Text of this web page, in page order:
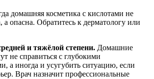
домашняя косметика с кислотами не
а опасна. Обратитесь к дерматологу или
и тяжёлой степени. Домашние
не справиться с глубокими
а иногда и усугубить ситуацию, если
Врач назначит профессиональные